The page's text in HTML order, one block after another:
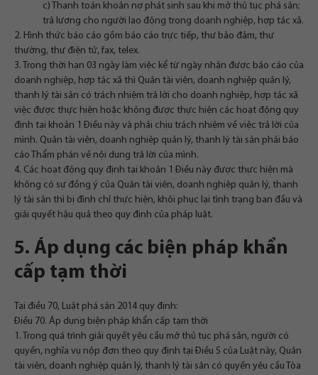
c) Thanh toán khoản nợ phát sinh sau khi mở thủ tục phá sản;
trả lương cho người lao động trong doanh nghiệp, hợp tác xã.
2. Hình thức báo cáo gồm báo cáo trực tiếp, thư bảo đảm, thư
thường, thư điện tử, fax, telex.
3. Trong thời hạn 03 ngày làm việc kể từ ngày nhận được báo cáo của
doanh nghiệp, hợp tác xã thì Quản tài viên, doanh nghiệp quản lý,
thanh lý tài sản có trách nhiệm trả lời cho doanh nghiệp, hợp tác xã
việc được thực hiện hoặc không được thực hiện các hoạt động quy
định tại khoản 1 Điều này và phải chịu trách nhiệm về việc trả lời của
mình. Quản tài viên, doanh nghiệp quản lý, thanh lý tài sản phải báo
cáo Thẩm phán về nội dung trả lời của mình.
4. Các hoạt động quy định tại khoản 1 Điều này được thực hiện mà
không có sự đồng ý của Quản tài viên, doanh nghiệp quản lý, thanh
lý tài sản thì bị đình chỉ thực hiện, khôi phục lại tình trạng ban đầu và
giải quyết hậu quả theo quy định của pháp luật.
5. Áp dụng các biện pháp khẩn
cấp tạm thời
Tại điều 70, Luật phá sản 2014 quy định:
Điều 70. Áp dụng biện pháp khẩn cấp tạm thời
1. Trong quá trình giải quyết yêu cầu mở thủ tục phá sản, người có
quyền, nghĩa vụ nộp đơn theo quy định tại Điều 5 của Luật này, Quản
tài viên, doanh nghiệp quản lý, thanh lý tài sản có quyền yêu cầu Tòa